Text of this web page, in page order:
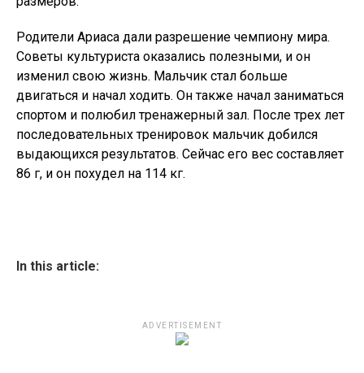
Родители Ариаса дали разрешение чемпиону мира.
Советы культуриста оказались полезными, и он
изменил свою жизнь. Мальчик стал больше
двигаться и начал ходить. Он также начал заниматься
спортом и полюбил тренажерный зал. После трех лет
последовательных тренировок мальчик добился
выдающихся результатов. Сейчас его вес составляет
86 г, и он похудел на 114 кг.
In this article:
ADVERTISEMENT